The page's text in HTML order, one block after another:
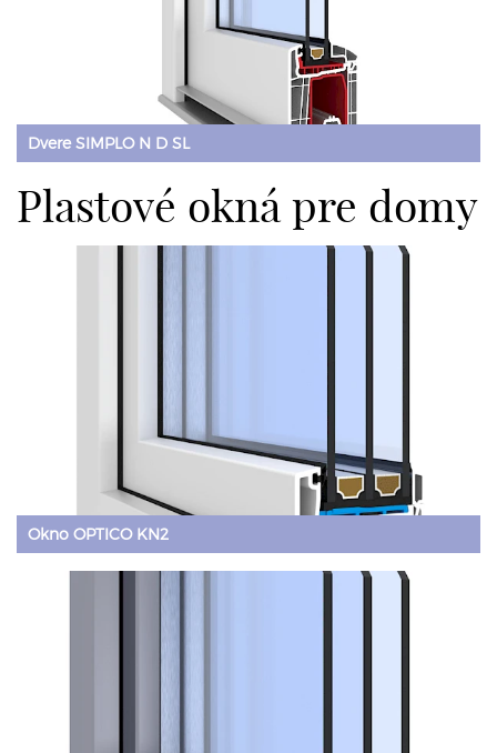
Dvere SIMPLO N D SL
Plastové okná pre domy
Okno OPTICO KN2